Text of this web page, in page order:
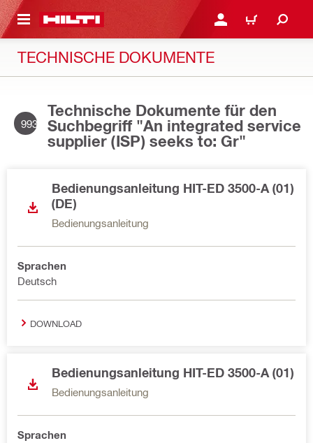
ANMELDEN ODER
WARENKORB
TECHNISCHE DOKUMENTE
993
Technische Dokumente für den
Suchbegriff "An integrated service
supplier (ISP) seeks to: Gr"
Bedienungsanleitung HIT-ED 3500-A (01)
(DE)
Bedienungsanleitung
Sprachen
Deutsch
DOWNLOAD
Bedienungsanleitung HIT-ED 3500-A (01)
Bedienungsanleitung
Sprachen